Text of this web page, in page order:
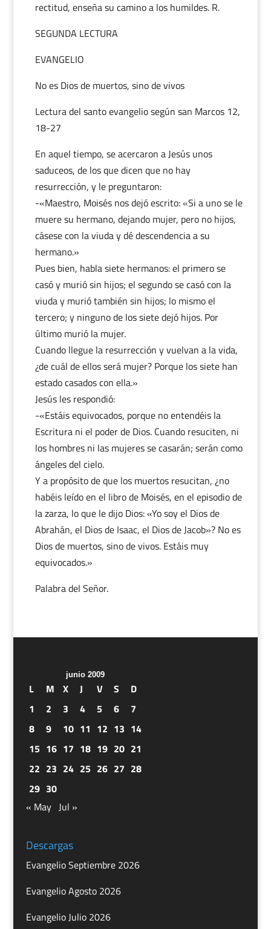
rectitud, enseña su camino a los humildes. R.
SEGUNDA LECTURA
EVANGELIO
No es Dios de muertos, sino de vivos
Lectura del santo evangelio según san Marcos 12,
18-27
En aquel tiempo, se acercaron a Jesús unos
saduceos, de los que dicen que no hay
resurrección, y le preguntaron:
-«Maestro, Moisés nos dejó escrito: «Si a uno se le
muere su hermano, dejando mujer, pero no hijos,
cásese con la viuda y dé descendencia a su
hermano.»
Pues bien, habla siete hermanos: el primero se
casó y murió sin hijos; el segundo se casó con la
viuda y murió también sin hijos; lo mismo el
tercero; y ninguno de los siete dejó hijos. Por
último murió la mujer.
Cuando llegue la resurrección y vuelvan a la vida,
¿de cuál de ellos será mujer? Porque los siete han
estado casados con ella.»
Jesús les respondió:
-«Estáis equivocados, porque no entendéis la
Escritura ni el poder de Dios. Cuando resuciten, ni
los hombres ni las mujeres se casarán; serán como
ángeles del cielo.
Y a propósito de que los muertos resucitan, ¿no
habéis leído en el libro de Moisés, en el episodio de
la zarza, lo que le dijo Dios: «Yo soy el Dios de
Abrahán, el Dios de Isaac, el Dios de Jacob»? No es
Dios de muertos, sino de vivos. Estáis muy
equivocados.»
Palabra del Señor.
junio 2009
L M X J V S
D
1
2 3 4 5 6
7
8
9 10 11 12 13 14
15 16 17 18 19 20 21
22 23 24 25 26 27 28
29 30
« May Jul »
Descargas
Evangelio Septiembre 2026
Evangelio Agosto 2026
Evangelio Julio 2026